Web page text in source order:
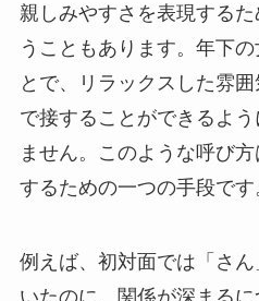
親しみやすさを表現する
うこともあります。年下
とで、リラックスした雰
で接することができるよ
ません。このような呼び
するための一つの手段です
例えば、初対面では「さ
いたのに、関係が深まる